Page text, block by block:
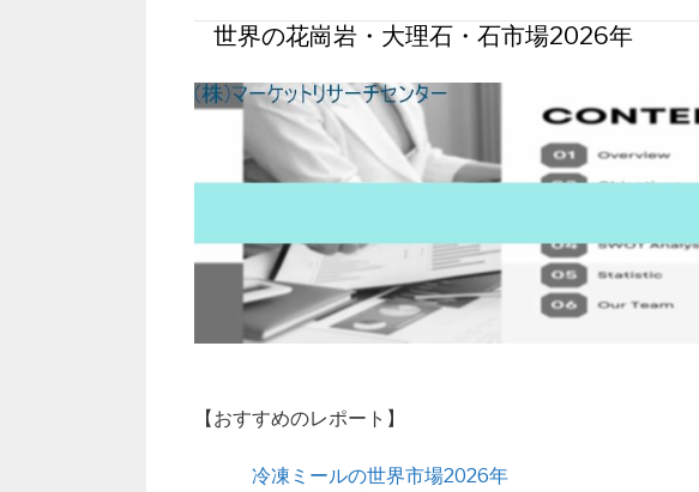
世界の花崗岩・大理石・石市場2026年
【おすすめのレポート】
冷凍ミールの世界市場2026年